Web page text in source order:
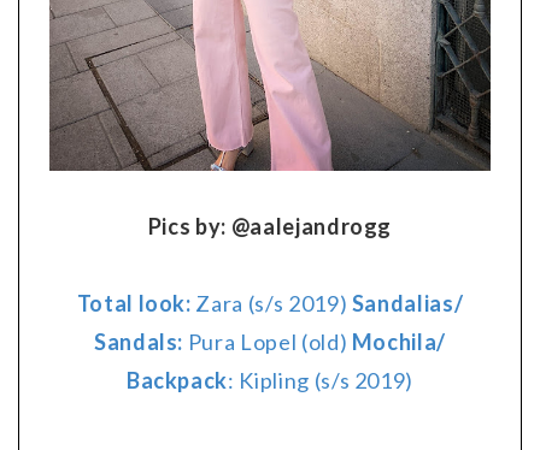
Pics by: @aalejandrogg
Total look: Zara (s/s 2019) Sandalias/
Sandals: Pura Lopel (old) Mochila/
Backpack: Kipling (s/s 2019)